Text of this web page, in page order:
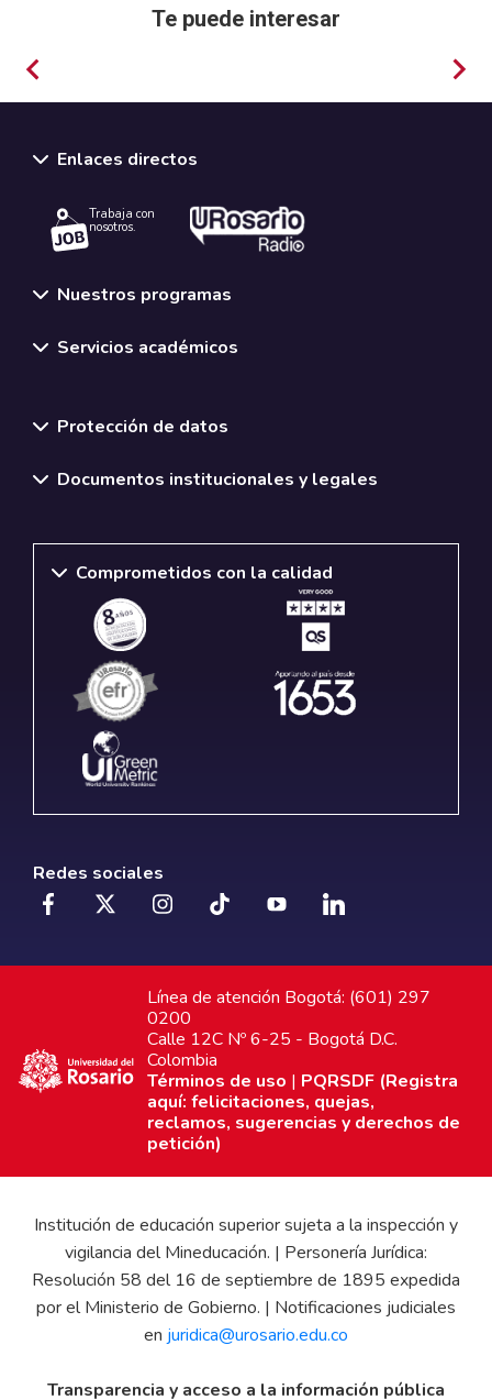
Te puede interesar
Enlaces directos
Trabaja con
nosotros.
Nuestros programas
Servicios académicos
Protección de datos
Documentos institucionales y legales
Comprometidos con la calidad
Redes sociales
Línea de atención Bogotá: (601) 297
0200
Calle 12C Nº 6-25 - Bogotá D.C.
Colombia
Términos de uso | PQRSDF (Registra
aquí: felicitaciones, quejas,
reclamos, sugerencias y derechos de
petición)
Institución de educación superior sujeta a la inspección y
vigilancia del Mineducación. | Personería Jurídica:
Resolución 58 del 16 de septiembre de 1895 expedida
por el Ministerio de Gobierno. | Notificaciones judiciales
en juridica@urosario.edu.co
Transparencia y acceso a la información pública